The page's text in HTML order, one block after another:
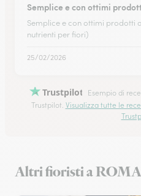
Semplice e con ottimi
Semplice e con ottimi prodotti
nutrienti per fiori)
25/02/2026
Trustpilot
Esempio di
Trustpilot. Visualizza tutte le
Altri fioristi a ROMA